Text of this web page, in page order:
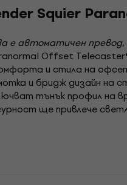
Squier
е автоматичен
Offset
и стила на
и бридж дизайн на
тънък профил на
ще привлече